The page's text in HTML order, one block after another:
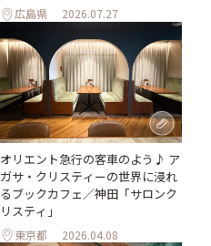
広島県 2026.07.27
オリエント急行の客車のよう♪ ア
ガサ・クリスティーの世界に浸れ
るブックカフェ／神田「サロンク
リスティ」
東京都 2026.04.08